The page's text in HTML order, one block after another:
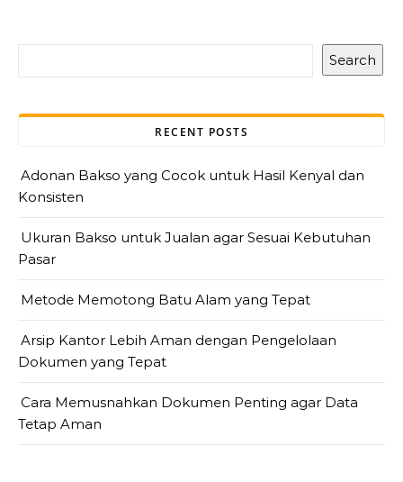
Search
RECENT POSTS
Adonan Bakso yang Cocok untuk Hasil Kenyal dan
Konsisten
Ukuran Bakso untuk Jualan agar Sesuai Kebutuhan
Pasar
Metode Memotong Batu Alam yang Tepat
Arsip Kantor Lebih Aman dengan Pengelolaan
Dokumen yang Tepat
Cara Memusnahkan Dokumen Penting agar Data
Tetap Aman